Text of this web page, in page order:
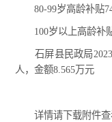
80-99岁高龄补贴
100岁以上高龄补贴
石屏县民政局2023
人，金额8.565万元
详情请下载附件查